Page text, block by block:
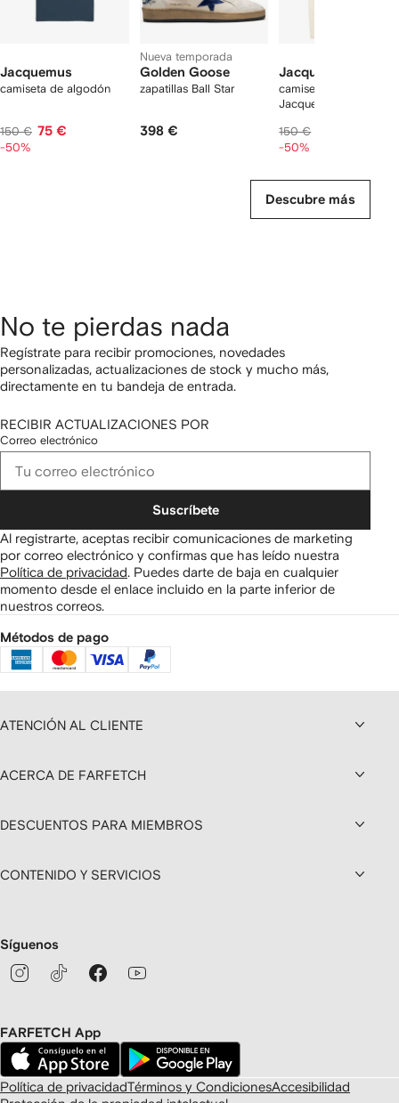
Jacquemus
camiseta de algodón
150 € 75 €
-50%
Nueva temporada
Golden Goose
zapatillas Ball Star
398 €
Jacquemus
camiseta The
Jacquemus
150 €
-50%
Descubre más
No te pierdas nada
Regístrate para recibir promociones, novedades
personalizadas, actualizaciones de stock y mucho más,
directamente en tu bandeja de entrada.
RECIBIR ACTUALIZACIONES POR
Correo electrónico
Suscríbete
Al registrarte, aceptas recibir comunicaciones de marketing
por correo electrónico y confirmas que has leído nuestra
Política de privacidad. Puedes darte de baja en cualquier
momento desde el enlace incluido en la parte inferior de
nuestros correos.
Métodos de pago
ATENCIÓN AL CLIENTE
ACERCA DE FARFETCH
DESCUENTOS PARA MIEMBROS
CONTENIDO Y SERVICIOS
Síguenos
FARFETCH App
Política de privacidadTérminos y CondicionesAccesibilidad